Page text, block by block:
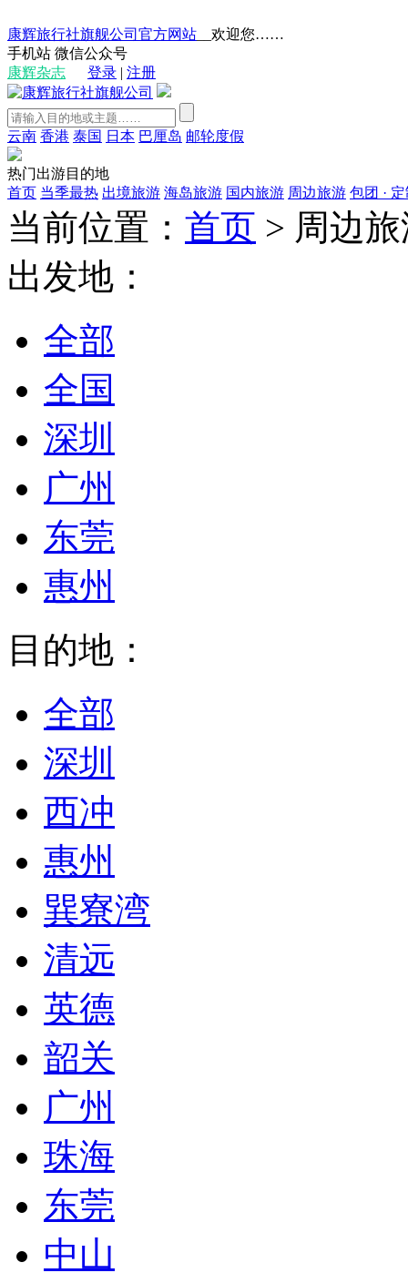
康辉旅行社旗舰公司官方网站 __欢迎您……
手机站 微信公众号
康辉杂志
登录 | 注册
云南 香港 泰国 日本 巴厘岛 邮轮度假
热门出游目的地
首页 当季最热 出境旅游 海岛旅游 国内旅游 周边旅游 包团 ·
当前位置： 首页 > 周边
出发地：
全部
全国
深圳
广州
东莞
惠州
目的地：
全部
深圳
西冲
惠州
巽寮湾
清远
英德
韶关
广州
珠海
东莞
中山